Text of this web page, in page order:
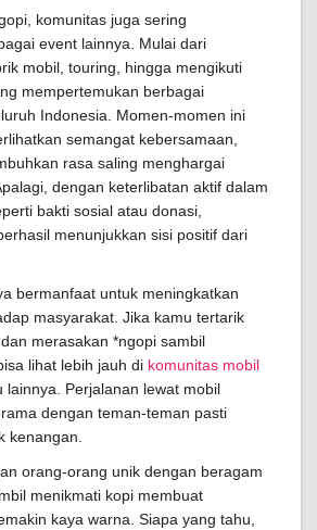
komunitas juga sering
event lainnya. Mulai dari
mobil, touring, hingga mengikuti
mempertemukan berbagai
Indonesia. Momen-momen ini
semangat kebersamaan,
rasa saling menghargai
dengan keterlibatan aktif dalam
bakti sosial atau donasi,
menunjukkan sisi positif dari
bermanfaat untuk meningkatkan
masyarakat. Jika kamu tertarik
merasakan *ngopi sambil
lihat lebih jauh di komunitas mobil
lainnya. Perjalanan lewat mobil
dengan teman-teman pasti
kenangan.
orang-orang unik dengan beragam
menikmati kopi membuat
kaya warna. Siapa yang tahu,